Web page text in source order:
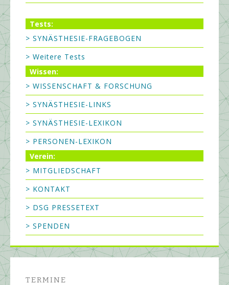
Tests:
> SYNÄSTHESIE-FRAGEBOGEN
> Weitere Tests
Wissen:
> WISSENSCHAFT & FORSCHUNG
> SYNÄSTHESIE-LINKS
> SYNÄSTHESIE-LEXIKON
> PERSONEN-LEXIKON
Verein:
> MITGLIEDSCHAFT
> KONTAKT
> DSG PRESSETEXT
> SPENDEN
TERMINE